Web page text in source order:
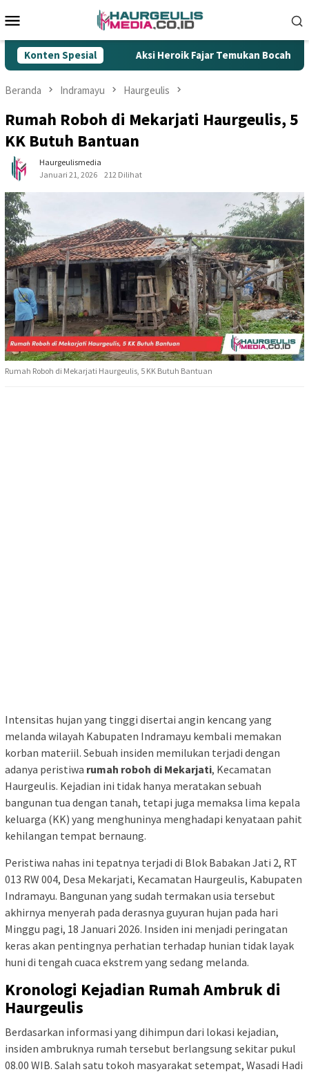
ke
Mobile
Konten Spesial
Ilegal Aksi Heroik Fajar Temukan Bocah Tenggelam
Beranda Indramayu Haurgeulis
Rumah Roboh di Mekarjati Haurgeulis, 5
KK Butuh Bantuan
Haurgeulismedia
Januari 21, 2026
212 Dilihat
Rumah Roboh di Mekarjati Haurgeulis, 5 KK Butuh Bantuan
Intensitas hujan yang tinggi disertai angin kencang yang
melanda wilayah Kabupaten Indramayu kembali memakan
korban materiil. Sebuah insiden memilukan terjadi dengan
adanya peristiwa rumah roboh di Mekarjati, Kecamatan
Haurgeulis. Kejadian ini tidak hanya meratakan sebuah
bangunan tua dengan tanah, tetapi juga memaksa lima kepala
keluarga (KK) yang menghuninya menghadapi kenyataan pahit
kehilangan tempat bernaung.
Peristiwa nahas ini tepatnya terjadi di Blok Babakan Jati 2, RT
013 RW 004, Desa Mekarjati, Kecamatan Haurgeulis, Kabupaten
Indramayu. Bangunan yang sudah termakan usia tersebut
akhirnya menyerah pada derasnya guyuran hujan pada hari
Minggu pagi, 18 Januari 2026. Insiden ini menjadi peringatan
keras akan pentingnya perhatian terhadap hunian tidak layak
huni di tengah cuaca ekstrem yang sedang melanda.
Kronologi Kejadian Rumah Ambruk di
Haurgeulis
Berdasarkan informasi yang dihimpun dari lokasi kejadian,
insiden ambruknya rumah tersebut berlangsung sekitar pukul
08.00 WIB. Salah satu tokoh masyarakat setempat, Wasadi Hadi